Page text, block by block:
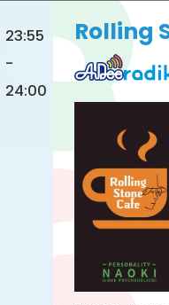
23:55
-
24:00
Rolling